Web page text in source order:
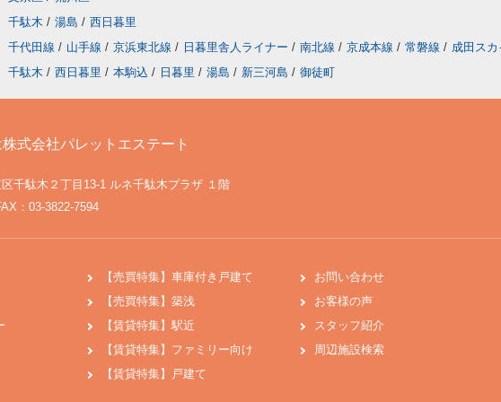
千駄木 / 湯島 / 西日暮里
千代田線 / 山手線 / 京浜東北線 / 日暮里舎人ライナー / 南北線 / 京成本線 / 常磐線 / 成田ス
千駄木 / 西日暮里 / 本駒込 / 日暮里 / 湯島 / 新三河島 / 御徒町
式会社パレットエステート
千駄木２丁目13-1 ルネ千駄木プラザ １階
：03-3822-7594
【売買特集】車庫付き戸建て
【売買特集】築浅
【賃貸特集】駅近
【賃貸特集】ファミリー向け
【賃貸特集】戸建て
お問い合わせ
お客様の声
スタッフ紹介
周辺施設検索